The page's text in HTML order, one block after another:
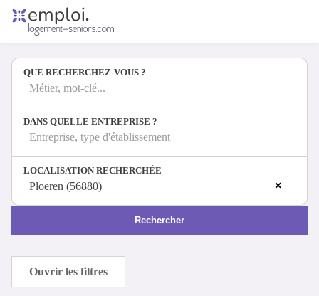
Offres d'emploi
Entreprises
Métiers
Se connecter
Espace candidat
Espace recruteur
QUE RECHERCHEZ-VOUS ?
Métier, mot-clé...
DANS QUELLE ENTREPRISE ?
Entreprise, type d'établissement
LOCALISATION RECHERCHÉE
×
Ploeren (56880)
Rechercher
Ouvrir les filtres